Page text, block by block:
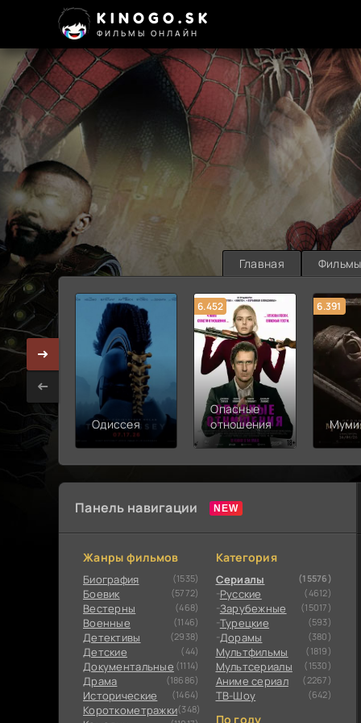
KINOGO.SK
ФИЛЬМЫ ОНЛАЙН
Главная Фильмы
Одиссея
6.452
Опасные
отношения
6.391
Панель навигации
Жанры фильмов
Биография (1535)
Боевик (5772)
Вестерны (468)
Военные (1146)
Детективы (2938)
Детские (44)
Документальные (1114)
Драма (18686)
Исторические (1464)
Короткометражки(348)
Категория
Сериалы (15576)
Русские (4612)
Зарубежные (15017)
Турецкие (593)
Дорамы (380)
Мультфильмы (1819)
Мультсериалы (1530)
Аниме сериал (2267)
ТВ-Шоу (642)
По году